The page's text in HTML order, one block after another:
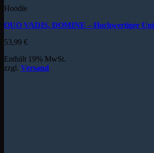
Hoodie
QUO VADIS, DOMINE – Hochwertiger
53,99 €
Enthält 19% MwSt.
zzgl. Versand